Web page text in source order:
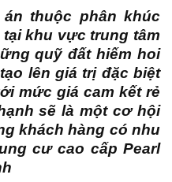
thuộc phân khúc
khu vực trung tâm
quỹ đất hiếm hoi
lên giá trị đặc biệt
mức giá cam kết rẻ
sẽ là một cơ hội
khách hàng có nhu
cư cao cấp Pearl